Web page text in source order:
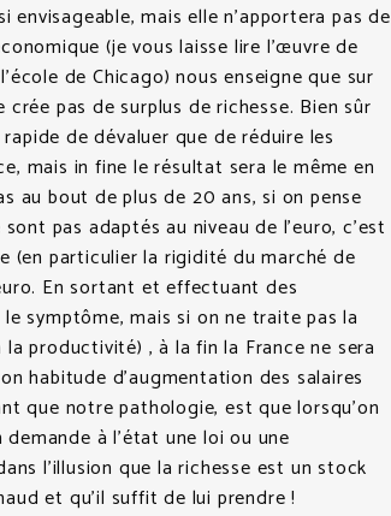
mais elle n’apportera pas de
(je vous laisse lire l’œuvre de
de Chicago) nous enseigne que sur
pas de surplus de richesse. Bien sûr
de dévaluer que de réduire les
mais in fine le résultat sera le même en
au bout de plus de 20 ans, si on pense
pas adaptés au niveau de l’euro, c’est
(en particulier la rigidité du marché de
En sortant et effectuant des
symptôme, mais si on ne traite pas la
productivité) , à la fin la France ne sera
habitude d’augmentation des salaires
que notre pathologie, est que lorsqu’on
à l’état une loi ou une
l’illusion que la richesse est un stock
et qu’il suffit de lui prendre !